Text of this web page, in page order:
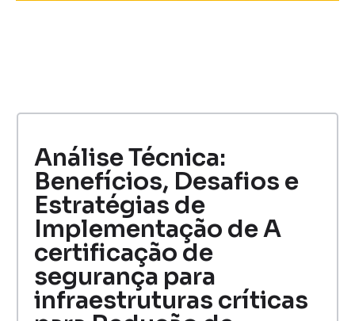
Análise Técnica:
Benefícios, Desafios e
Estratégias de
Implementação de A
certificação de
segurança para
infraestruturas críticas